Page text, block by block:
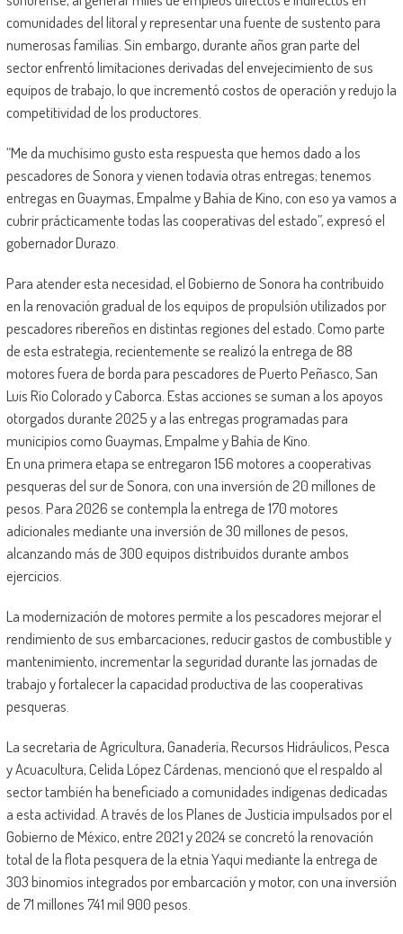
comunidades del litoral y representar una fuente de sustento para
numerosas familias. Sin embargo, durante años gran parte del
sector enfrentó limitaciones derivadas del envejecimiento de sus
equipos de trabajo, lo que incrementó costos de operación y redujo la
competitividad de los productores.
“Me da muchísimo gusto esta respuesta que hemos dado a los
pescadores de Sonora y vienen todavía otras entregas; tenemos
entregas en Guaymas, Empalme y Bahía de Kino, con eso ya vamos a
cubrir prácticamente todas las cooperativas del estado”, expresó el
gobernador Durazo.
Para atender esta necesidad, el Gobierno de Sonora ha contribuido
en la renovación gradual de los equipos de propulsión utilizados por
pescadores ribereños en distintas regiones del estado. Como parte
de esta estrategia, recientemente se realizó la entrega de 88
motores fuera de borda para pescadores de Puerto Peñasco, San
Luis Río Colorado y Caborca. Estas acciones se suman a los apoyos
otorgados durante 2025 y a las entregas programadas para
municipios como Guaymas, Empalme y Bahía de Kino.
En una primera etapa se entregaron 156 motores a cooperativas
pesqueras del sur de Sonora, con una inversión de 20 millones de
pesos. Para 2026 se contempla la entrega de 170 motores
adicionales mediante una inversión de 30 millones de pesos,
alcanzando más de 300 equipos distribuidos durante ambos
ejercicios.
La modernización de motores permite a los pescadores mejorar el
rendimiento de sus embarcaciones, reducir gastos de combustible y
mantenimiento, incrementar la seguridad durante las jornadas de
trabajo y fortalecer la capacidad productiva de las cooperativas
pesqueras.
La secretaria de Agricultura, Ganadería, Recursos Hidráulicos, Pesca
y Acuacultura, Celida López Cárdenas, mencionó que el respaldo al
sector también ha beneficiado a comunidades indígenas dedicadas
a esta actividad. A través de los Planes de Justicia impulsados por el
Gobierno de México, entre 2021 y 2024 se concretó la renovación
total de la flota pesquera de la etnia Yaqui mediante la entrega de
303 binomios integrados por embarcación y motor, con una inversión
de 71 millones 741 mil 900 pesos.